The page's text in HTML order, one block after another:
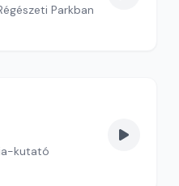
Parkban
kutató